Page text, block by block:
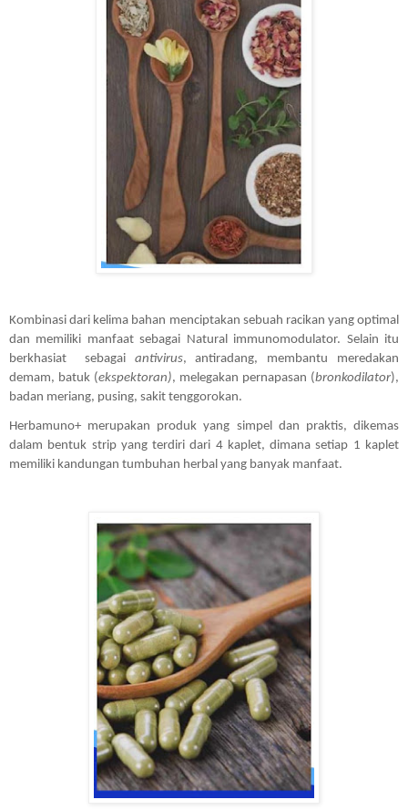
Kombinasi dari kelima bahan menciptakan sebuah racikan yang optimal
dan memiliki manfaat sebagai Natural immunomodulator. Selain itu
berkhasiat  sebagai antivirus, antiradang, membantu meredakan
demam, batuk (ekspektoran), melegakan pernapasan (bronkodilator),
badan meriang, pusing, sakit tenggorokan.
Herbamuno+ merupakan produk yang simpel dan praktis, dikemas
dalam bentuk strip yang terdiri dari 4 kaplet, dimana setiap 1 kaplet
memiliki kandungan tumbuhan herbal yang banyak manfaat.